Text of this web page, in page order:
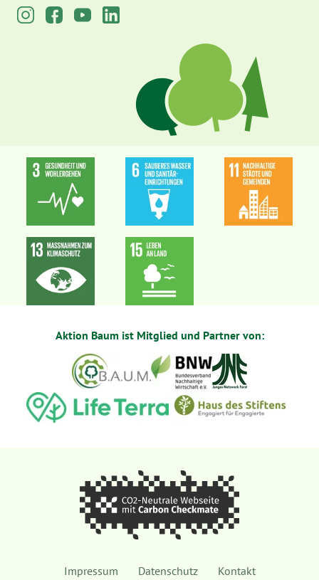
Aktion Baum ist Mitglied und Partner von:
Impressum Datenschutz Kontakt